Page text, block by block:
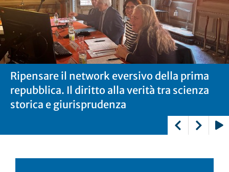
Ripensare il network eversivo della prima
repubblica. Il diritto alla verità tra scienza
storica e giurisprudenza
Ripensare il network eversivo della prima
repubblica. Il diritto alla verità tra scienza
storica e giurisprudenza